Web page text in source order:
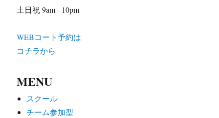
土日祝 9am - 10pm
WEBコート予約は
コチラから
MENU
スクール
チーム参加型